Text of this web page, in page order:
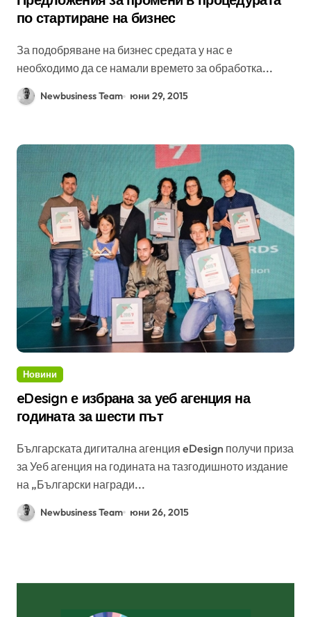
по стартиране на бизнес
За подобряване на бизнес средата у нас е
необходимо да се намали времето за обработка...
Newbusiness Team юни 29, 2015
Новини
eDesign е избрана за уеб агенция на
годината за шести път
Българската дигитална агенция eDesign получи приза
за Уеб агенция на годината на тазгодишното издание
на „Български награди...
Newbusiness Team юни 26, 2015